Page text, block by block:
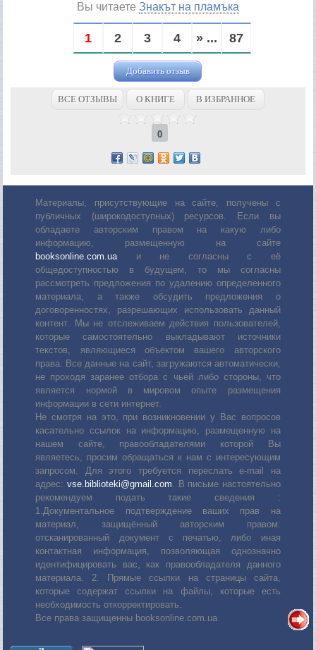
Вы читаете Знакът на пламъка
1 2 3 4 » ... 87
Добавить отзыв
ВСЕ ОТЗЫВЫ О КНИГЕ В ИЗБРАННОЕ
0
Материалы, присутствующие на сайте, получены с
публичных (широкодоступных) ресурсов. Если вы
обладаете авторским правом на какую либо
информацию, размещенную на сайте
booksonline.com.uaи не согласны с её
общедоступностью в будущем, то мы согласны
рассмотреть предложения по удалению определенного
материала, а также обсудить предложения о
договоренностях, разрешающих использовать данный
контент. Мы не отслеживаем действия пользователей,
которые самостоятельно выкладывают источники
текстов, являющиеся объектом вашего авторского
права. Все данные на сайт, загружаются автоматически,
не проходя заранее отбора с чьей либо стороны, что
является нормой в мировом опыте размещения
информации в сети интернет.
Не смотря на это, при возникновении у Вас вопросов
касательно ссылок на информацию, размещенную на
нашем сайте, правообладателями которой Вы
являетесь, просим обращаться к нам с интересующим
запросом. Для этого требуется переслать е-mail на
адрес: vse.biblioteki@gmail.com. В письме настоятельно
рекомендуем подать такие сведения :
1.Документальное подтверждение ваших прав на
материал, защищённый авторским правом:
отсканированный документ с печатью, либо иная
контактная информация, позволяющая однозначно
идентифицировать вас, как правообладателя данного
материала. 2. Прямые ссылки на страницы сайта,
которые содержат ссылки на файлы, которые есть
необходимость откорректировать.
Все права защищенны booksonline.com.ua